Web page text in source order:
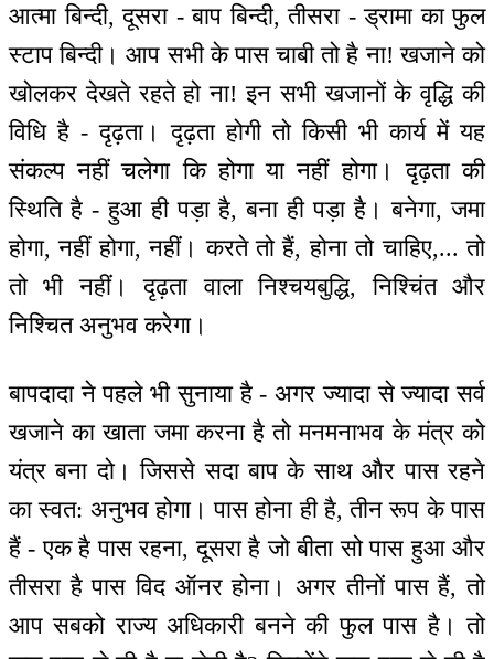
आत्मा बिन्दी, दूसरा - बाप बिन्दी, तीसरा - ड्रामा का फुल
स्टाप बिन्दी। आप सभी के पास चाबी तो है ना! खजाने को
खोलकर देखते रहते हो ना! इन सभी खजानों के वृद्धि की
विधि है - दृढ़ता। दृढ़ता होगी तो किसी भी कार्य में यह
संकल्प नहीं चलेगा कि होगा या नहीं होगा। दृढ़ता की
स्थिति है - हुआ ही पड़ा है, बना ही पड़ा है। बनेगा, जमा
होगा, नहीं होगा, नहीं। करते तो हैं, होना तो चाहिए,... तो
तो भी नहीं। दृढ़ता वाला निश्चयबुद्धि, निश्चिंत और
निश्चित अनुभव करेगा।
बापदादा ने पहले भी सुनाया है - अगर ज्यादा से ज्यादा सर्व
खजाने का खाता जमा करना है तो मनमनाभव के मंत्र को
यंत्र बना दो। जिससे सदा बाप के साथ और पास रहने
का स्वत: अनुभव होगा। पास होना ही है, तीन रूप के पास
हैं - एक है पास रहना, दूसरा है जो बीता सो पास हुआ और
तीसरा है पास विद ऑनर होना। अगर तीनों पास हैं, तो
आप सबको राज्य अधिकारी बनने की फुल पास है। तो